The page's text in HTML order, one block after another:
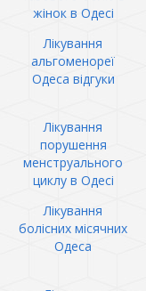
жінок в Одесі
Лікування
альгоменореї
Одеса відгуки
Лікування
порушення
менструального
циклу в Одесі
Лікування
болісних місячних
Одеса